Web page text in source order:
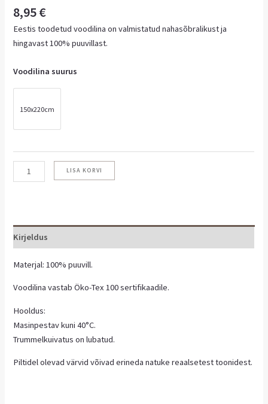
8,95€
Eestis toodetud voodilina on valmistatud nahasõbralikust ja
hingavast 100% puuvillast.
Voodilina suurus
150x220cm
LISA KORVI
Kirjeldus
Materjal: 100% puuvill.
Voodilina vastab Öko-Tex 100 sertifikaadile.
Hooldus:
Masinpestav kuni 40°C.
Trummelkuivatus on lubatud.
Piltidel olevad värvid võivad erineda natuke reaalsetest toonidest.